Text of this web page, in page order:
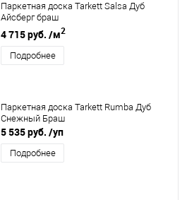
Паркетная доска Tarkett Salsa Дуб
Айсберг браш
4 715 руб. /м2
Подробнее
Паркетная доска Tarkett Rumba Дуб
Снежный Браш
5 535 руб. /уп
Подробнее